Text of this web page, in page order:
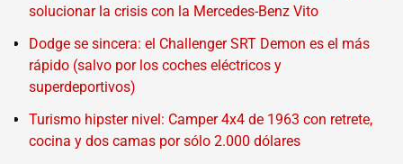
solucionar la crisis con la Mercedes-Benz Vito
Dodge se sincera: el Challenger SRT Demon es el más
rápido (salvo por los coches eléctricos y
superdeportivos)
Turismo hipster nivel: Camper 4x4 de 1963 con retrete,
cocina y dos camas por sólo 2.000 dólares